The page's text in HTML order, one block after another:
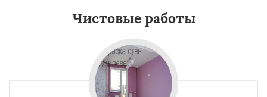
Чистовые работы